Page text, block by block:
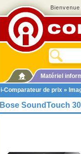
Matériel
i-Comparateur de prix »
Bose SoundTouch